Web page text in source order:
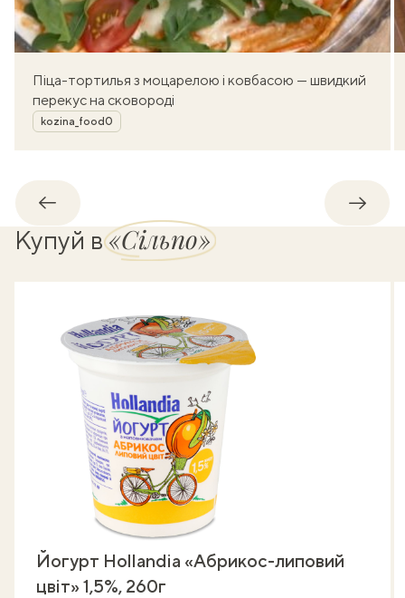
Піца-тортилья з моцарелою і ковбасою — швидкий
перекус на сковороді
Автор
kozina_food0
Назад
Купуй в«Сільпо»
Йогурт Hollandia «Абрикос-липовий
цвіт» 1,5%, 260г